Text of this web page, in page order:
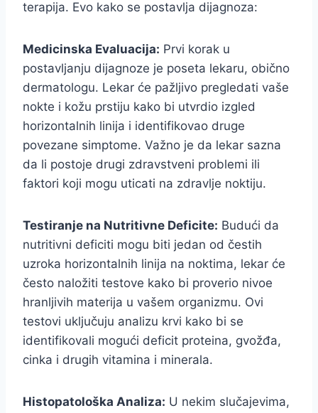
terapija. Evo kako se postavlja dijagnoza:
Medicinska Evaluacija: Prvi korak u
postavljanju dijagnoze je poseta lekaru, obično
dermatologu. Lekar će pažljivo pregledati vaše
nokte i kožu prstiju kako bi utvrdio izgled
horizontalnih linija i identifikovao druge
povezane simptome. Važno je da lekar sazna
da li postoje drugi zdravstveni problemi ili
faktori koji mogu uticati na zdravlje noktiju.
Testiranje na Nutritivne Deficite: Budući da
nutritivni deficiti mogu biti jedan od čestih
uzroka horizontalnih linija na noktima, lekar će
često naložiti testove kako bi proverio nivoe
hranljivih materija u vašem organizmu. Ovi
testovi uključuju analizu krvi kako bi se
identifikovali mogući deficit proteina, gvožđa,
cinka i drugih vitamina i minerala.
Histopatološka Analiza: U nekim slučajevima,